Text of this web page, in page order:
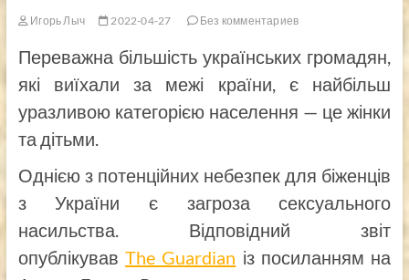
Игорь Лыч 2022-04-27 Без комментариев
Переважна більшість українських громадян,
які виїхали за межі країни, є найбільш
уразливою категорією населення — це жінки
та дітьми.
Однією з потенційних небезпек для біженців
з України є загроза сексуального
насильства. Відповідний звіт
опублікувавThe Guardian із посиланням на